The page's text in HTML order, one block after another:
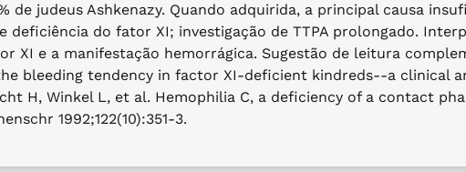
de judeus Ashkenazy. Quando adquirida, a principal causa
deficiência do fator XI; investigação de TTPA prolongado.
XI e a manifestação hemorrágica. Sugestão de leitura
bleeding tendency in factor XI-deficient kindreds--a clinical
H, Winkel L, et al. Hemophilia C, a deficiency of a contact
1992;122(10):351-3.